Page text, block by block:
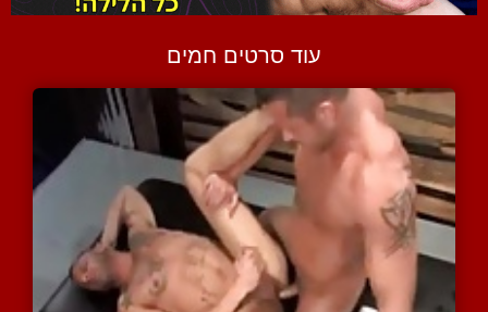
עוד סרטים חמים